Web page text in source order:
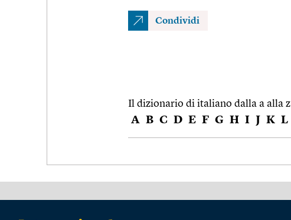
Condividi
Il dizionario di italiano dalla a alla z
A B C D E F G H I J K L